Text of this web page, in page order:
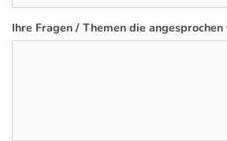
Ihre Fragen / Themen die